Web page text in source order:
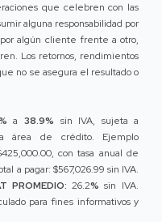
que celebren con las
alguna responsabilidad por
por algún cliente frente a otro,
Los retornos, rendimientos
no se asegura el resultado o
a 38.9% sin IVA, sujeta a
área de crédito. Ejemplo
con tasa anual de
a pagar: $567,026.99 sin IVA.
PROMEDIO: 26.2% sin IVA.
para fines informativos y